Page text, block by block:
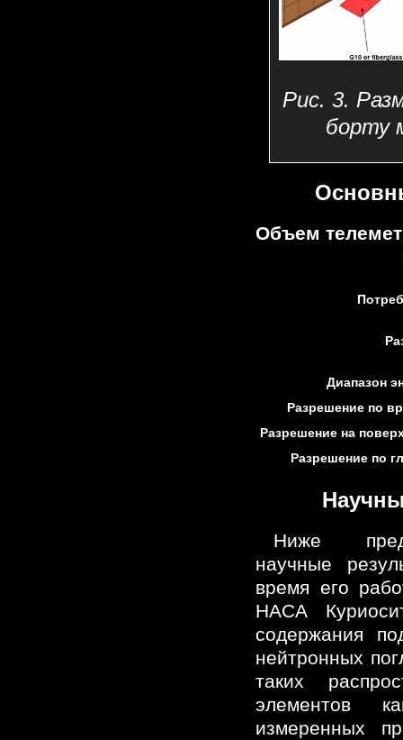
Рис. 3.
борту
Объем
Диапазон
Разрешение по
Разрешение на
Разрешение по
Ниже
научные
время его
НАСА
содержания
нейтронных
таких
элементов
измеренных